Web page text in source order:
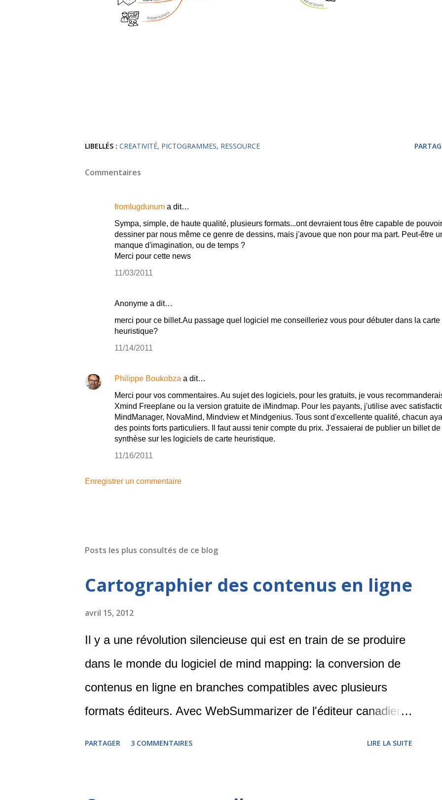
LIBELLÉS : CREATIVITÉ PICTOGRAMMES RESSOURCE
Commentaires
fromlugdunum a dit…
Sympa, simple, de haute qualité, plusieurs formats...ont devraient tous être capable de pouvoir
dessiner par nous même ce genre de dessins, mais j'avoue que non pour ma part. Peut-être
manque d'imagination, ou de temps ?
Merci pour cette news
11/03/2011
Anonyme a dit…
merci pour ce billet.Au passage quel logiciel me conseilleriez vous pour débuter dans la carte
heuristique?
11/14/2011
Philippe Boukobza a dit…
Merci pour vos commentaires. Au sujet des logiciels, pour les gratuits, je vous
Xmind Freeplane ou la version gratuite de iMindmap. Pour les payants, j'utilise avec
MindManager, NovaMind, Mindview et Mindgenius. Tous sont d'excellente qualité, chacun
des points forts particuliers. Il faut aussi tenir compte du prix. J'essaierai de publier un billet de
synthèse sur les logiciels de carte heuristique.
11/16/2011
Enregistrer un commentaire
Posts les plus consultés de ce blog
Cartographier des contenus en ligne
avril 15, 2012
Il y a une révolution silencieuse qui est en train de se produire
dans le monde du logiciel de mind mapping: la conversion de
contenus en ligne en branches compatibles avec plusieurs
formats éditeurs. Avec WebSummarizer de l'éditeur canadien
PARTAGER 3 COMMENTAIRES LIRE LA SUITE